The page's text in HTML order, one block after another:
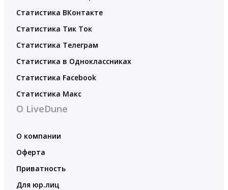
Статистика ВКонтакте
Статистика Тик Ток
Статистика Телеграм
Статистика в Одноклассниках
Статистика Facebook
Статистика Макс
О LiveDune
О компании
Оферта
Приватность
Для юр.лиц